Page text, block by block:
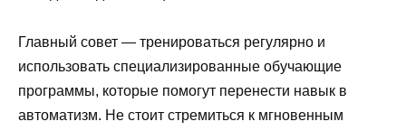
Главный совет — тренироваться регулярно и
использовать специализированные обучающие
программы, которые помогут перенести навык в
автоматизм. Не стоит стремиться к мгновенным